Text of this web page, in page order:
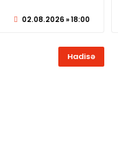
02.08.2026 » 18:00
Hadisə